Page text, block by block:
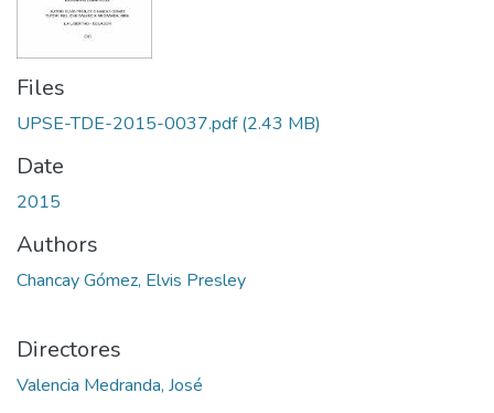
Files
UPSE-TDE-2015-0037.pdf(2.43 MB)
Date
2015
Authors
Chancay Gómez, Elvis Presley
Directores
Valencia Medranda, José